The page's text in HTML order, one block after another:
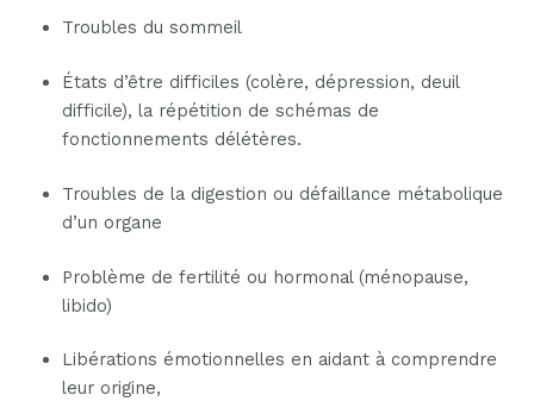
Troubles du sommeil
États d’être difficiles (colère, dépression, deuil
difficile), la répétition de schémas de
fonctionnements délétères.
Troubles de la digestion ou défaillance métabolique
d’un organe
Problème de fertilité ou hormonal (ménopause,
libido)
Libérations émotionnelles en aidant à comprendre
leur origine,